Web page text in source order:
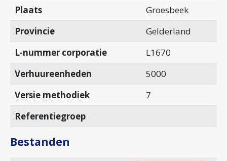
Plaats
Groesbeek
Provincie
Gelderland
L-nummer corporatie
L1670
Verhuureenheden
5000
Versie methodiek
7
Referentiegroep
Bestanden